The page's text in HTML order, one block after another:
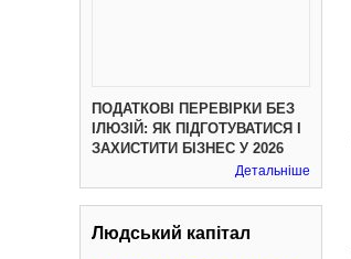
ПОДАТКОВІ ПЕРЕВІРКИ БЕЗ
ІЛЮЗІЙ: ЯК ПІДГОТУВАТИСЯ І
ЗАХИСТИТИ БІЗНЕС У 2026
Детальніше
Людський капітал